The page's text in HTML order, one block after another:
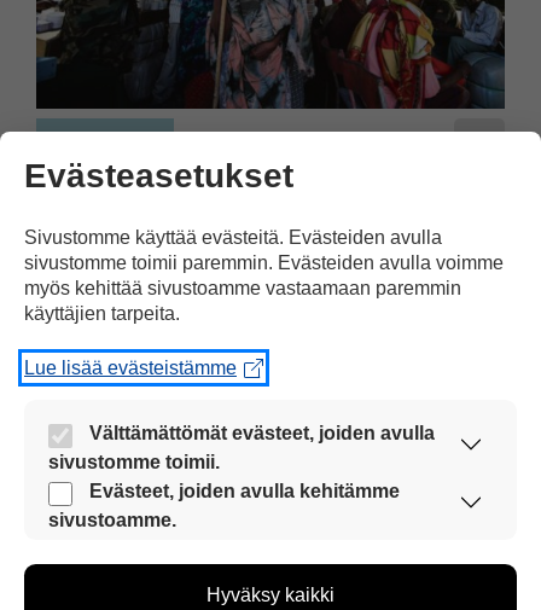
Ihmiset pakenevat pois
Somaliasta
Somalian valtio on romahtanut, ja
entistä useampi pakenee pois maasta.
Evästeasetukset
Sivustomme käyttää evästeitä. Evästeiden avulla
sivustomme toimii paremmin. Evästeiden avulla voimme
myös kehittää sivustoamme vastaamaan paremmin
käyttäjien tarpeita.
Lue lisää evästeistämme
Välttämättömät evästeet, joiden avulla
sivustomme toimii.
Nämä evästeet ovat aina käytössä, jotta
sivustoamme voi käyttää sujuvasti ja turvallisesti.
Evästeet, joiden avulla kehitämme
sivustoamme.
kehittää sivustoamme vastaamaan paremmin
Hyväksy kaikki